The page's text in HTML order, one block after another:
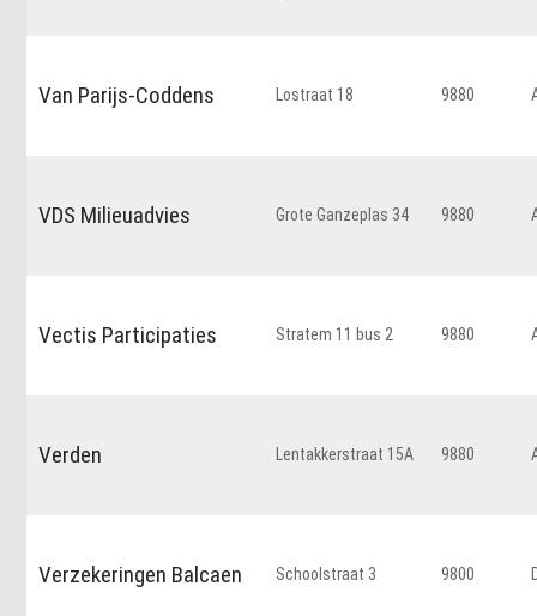
Van Parijs-Coddens Lostraat 18 9880
VDS Milieuadvies Grote Ganzeplas 34 9880
Vectis Participaties Stratem 11 bus 2 9880
Verden Lentakkerstraat 15A 9880
Verzekeringen Balcaen Schoolstraat 3 9800